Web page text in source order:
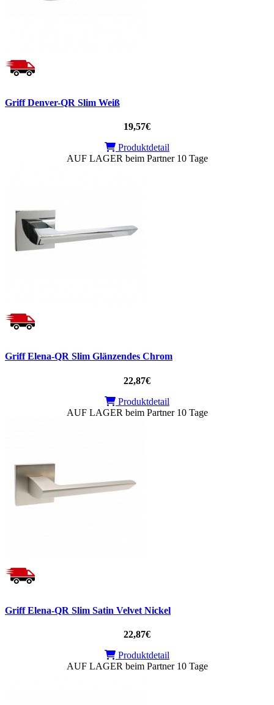
Griff Denver-QR Slim Weiß
19,57€
Produktdetail
AUF LAGER beim Partner 10 Tage
Griff Elena-QR Slim Glänzendes Chrom
22,87€
Produktdetail
AUF LAGER beim Partner 10 Tage
Griff Elena-QR Slim Satin Velvet Nickel
22,87€
Produktdetail
AUF LAGER beim Partner 10 Tage